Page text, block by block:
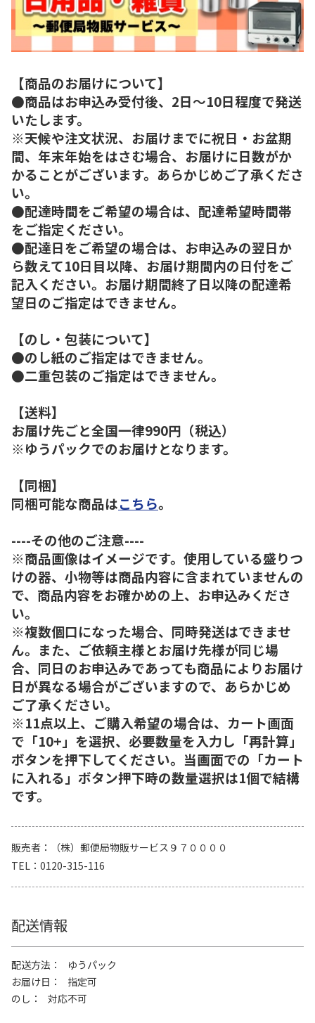
【商品のお届けについて】
●商品はお申込み受付後、2日～10日程度で発送
いたします。
※天候や注文状況、お届けまでに祝日・お盆期
間、年末年始をはさむ場合、お届けに日数がか
かることがございます。あらかじめご了承くださ
い。
●配達時間をご希望の場合は、配達希望時間帯
をご指定ください。
●配達日をご希望の場合は、お申込みの翌日か
ら数えて10日目以降、お届け期間内の日付をご
記入ください。お届け期間終了日以降の配達希
望日のご指定はできません。
【のし・包装について】
●のし紙のご指定はできません。
●二重包装のご指定はできません。
【送料】
お届け先ごと全国一律990円（税込）
※ゆうパックでのお届けとなります。
【同梱】
同梱可能な商品はこちら。
----その他のご注意----
※商品画像はイメージです。使用している盛りつ
けの器、小物等は商品内容に含まれていませんの
で、商品内容をお確かめの上、お申込みくださ
い。
※複数個口になった場合、同時発送はできませ
ん。また、ご依頼主様とお届け先様が同じ場
合、同日のお申込みであっても商品によりお届け
日が異なる場合がございますので、あらかじめ
ご了承ください。
※11点以上、ご購入希望の場合は、カート画面
で「10+」を選択、必要数量を入力し「再計算」
ボタンを押下してください。当画面での「カート
に入れる」ボタン押下時の数量選択は1個で結構
です。
販売者
（株）郵便局物販サービス９７００００
TEL
0120-315-116
配送情報
配送方法
ゆうパック
お届け日
指定可
のし
対応不可